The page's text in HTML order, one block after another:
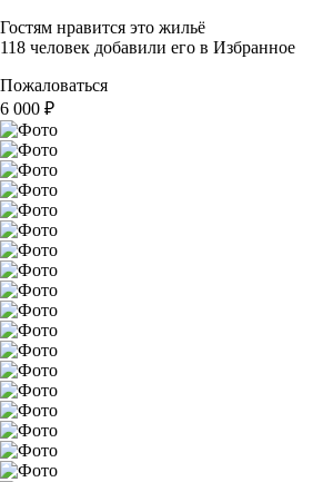
Гостям нравится это жильё
118 человек добавили его в Избранное
Пожаловаться
6 000 ₽